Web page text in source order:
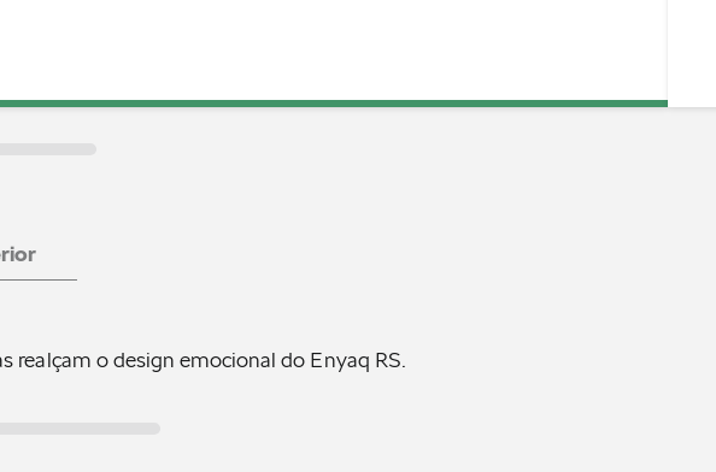
realçam o design emocional do Enyaq RS.